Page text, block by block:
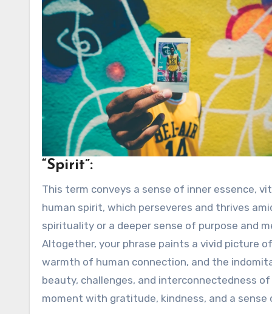
“Spirit”:
This term conveys a sense of inner essence,
human spirit, which perseveres and thrives
spirituality or a deeper sense of purpose and
Altogether, your phrase paints a vivid picture
warmth of human connection, and the
beauty, challenges, and interconnectedness
moment with gratitude, kindness, and a sense